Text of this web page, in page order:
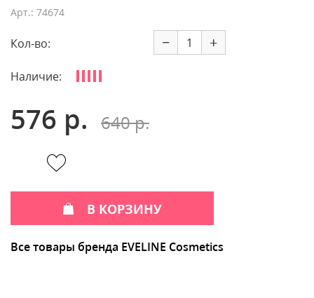
Арт.: 74674
Кол-во: − +
Наличие:
576 р. 640 р.
В КОРЗИНУ
Все товары бренда EVELINE Cosmetics